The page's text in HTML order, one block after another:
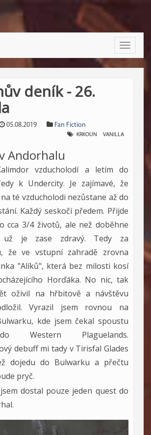
Toggle
deník - 26.
05.08.2019 Fan Fiction
KRKOUN VANILLA
Andorhalu
vzducholodí a letím do
k Undercity. Je zajímavé, že
té vzducholodi nezůstane až do
Každý seskočí předem. Přijde
cca 3/4 životů, ale než doběhne
už je zase zdravý. Tedy za
že ve vstupní zahradě zrovna
"Alíků", která bez milosti kosí
Horďáka. No nic, tak
oživil na hřbitově a návštěvu
Vyrazil jsem rovnou na
kde jsem čekal spoustu
Western Plaguelands.
debuff mi tady v Tirisfal Glades
dojedu do Bulwarku a přečtu
pryč.
dostal pouze jeden quest do